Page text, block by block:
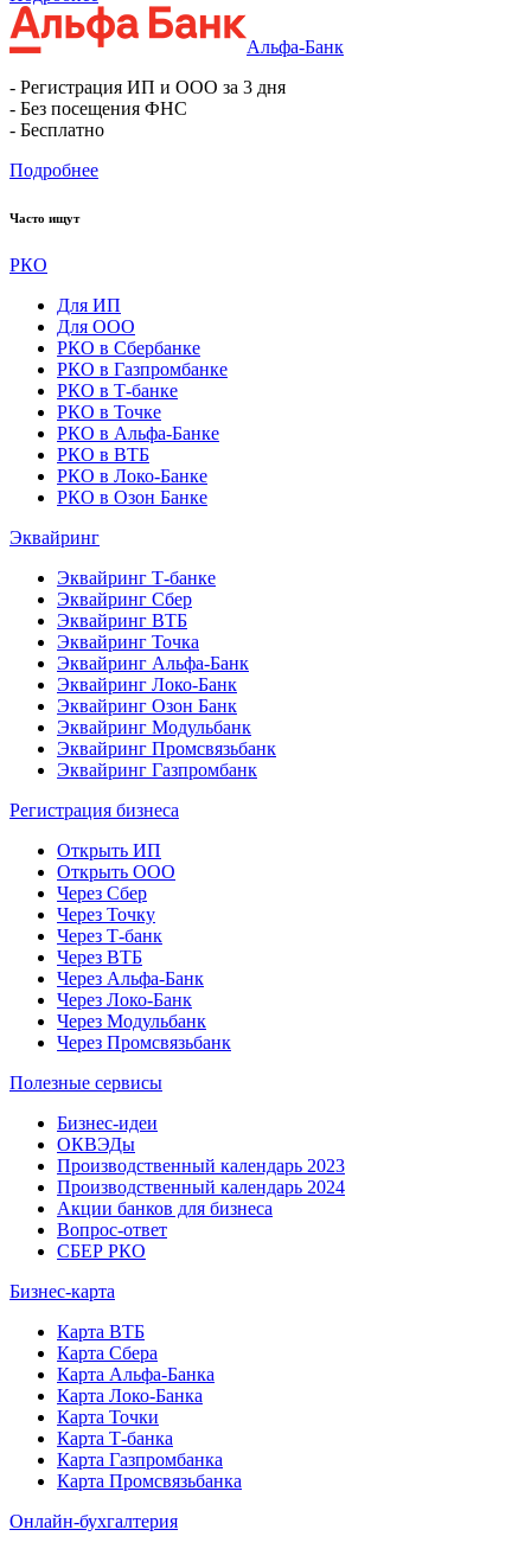
Альфа-Банк
- Регистрация ИП и ООО за 3 дня
- Без посещения ФНС
- Бесплатно
Подробнее
Часто ищут
РКО
Для ИП
Для ООО
РКО в Сбербанке
РКО в Газпромбанке
РКО в Т-банке
РКО в Точке
РКО в Альфа-Банке
РКО в ВТБ
РКО в Локо-Банке
РКО в Озон Банке
Эквайринг
Эквайринг Т-банке
Эквайринг Сбер
Эквайринг ВТБ
Эквайринг Точка
Эквайринг Альфа-Банк
Эквайринг Локо-Банк
Эквайринг Озон Банк
Эквайринг Модульбанк
Эквайринг Промсвязьбанк
Эквайринг Газпромбанк
Регистрация бизнеса
Открыть ИП
Открыть ООО
Через Сбер
Через Точку
Через Т-банк
Через ВТБ
Через Альфа-Банк
Через Локо-Банк
Через Модульбанк
Через Промсвязьбанк
Полезные сервисы
Бизнес-идеи
ОКВЭДы
Производственный календарь 2023
Производственный календарь 2024
Акции банков для бизнеса
Вопрос-ответ
СБЕР РКО
Бизнес-карта
Карта ВТБ
Карта Сбера
Карта Альфа-Банка
Карта Локо-Банка
Карта Точки
Карта Т-банка
Карта Газпромбанка
Карта Промсвязьбанка
Онлайн-бухгалтерия